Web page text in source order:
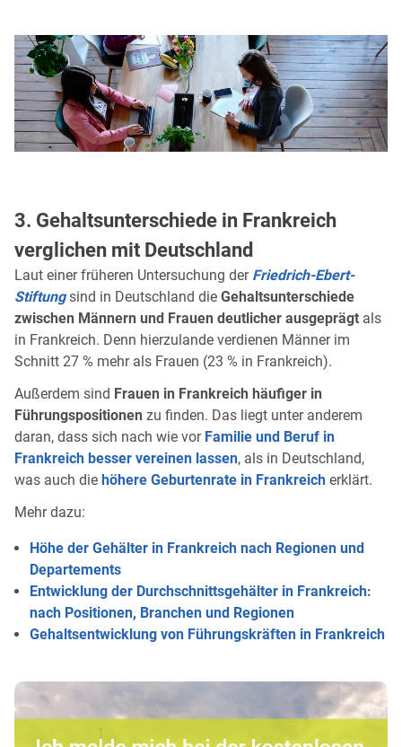
3. Gehaltsunterschiede in Frankreich
verglichen mit Deutschland
Laut einer früheren Untersuchung der Friedrich-Ebert-
Stiftungsind in Deutschland die Gehaltsunterschiede
zwischen Männern und Frauen deutlicher ausgeprägt als
in Frankreich. Denn hierzulande verdienen Männer im
Schnitt 27 % mehr als Frauen (23 % in Frankreich).
Außerdem sind Frauen in Frankreich häufiger in
Führungspositionen zu finden. Das liegt unter anderem
daran, dass sich nach wie vor Familie und Beruf in
Frankreich besser vereinen lassen, als in Deutschland,
was auch die höhere Geburtenrate in Frankreich erklärt.
Mehr dazu:
Höhe der Gehälter in Frankreich nach Regionen und
Departements
Entwicklung der Durchschnittsgehälter in Frankreich:
nach Positionen, Branchen und Regionen
Gehaltsentwicklung von Führungskräften in Frankreich